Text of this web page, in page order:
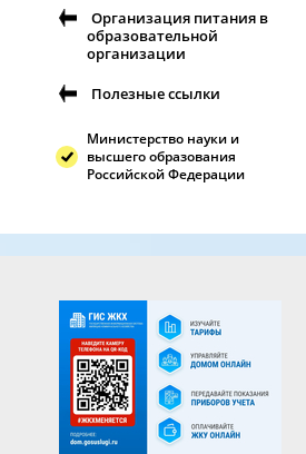
Организация питания в
образовательной
организации
Полезные ссылки
Министерство науки и
высшего образования
Российской Федерации